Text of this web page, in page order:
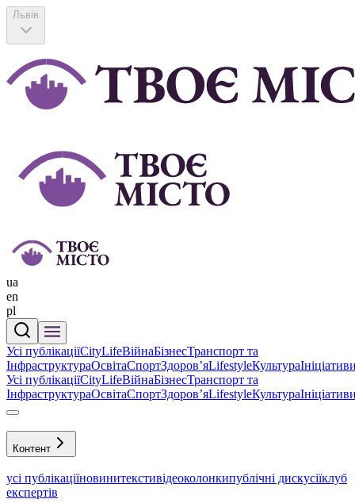
Львів
ua
en
pl
Усі публікаціїCityLifeВійнаБізнесТранспорт та
ІнфраструктураОсвітаСпортЗдоровʼяLifestyleКультура
Усі публікаціїCityLifeВійнаБізнесТранспорт та
ІнфраструктураОсвітаСпортЗдоровʼяLifestyleКультура
Контент
усі публікаціїновинитекстивідеоколонкипублічні дискусіїклуб
експертів